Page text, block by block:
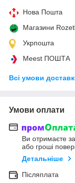
Нова Пошта
Магазини
Укрпошта
Meest ПОШТА
Всі умови
Умови оплати
Ви отримаєте
або гроші
Детальніше
Післяплата